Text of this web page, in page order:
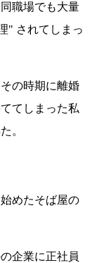
職場でも大量
" されてしまっ
の時期に離婚
てしまった私
。
めたそば屋の
企業に正社員